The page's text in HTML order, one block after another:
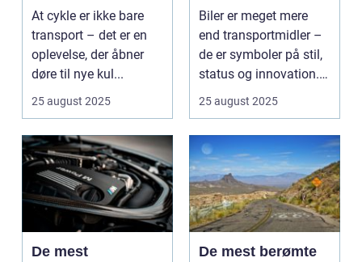
At cykle er ikke bare
transport – det er en
oplevelse, der åbner
døre til nye kul...
25 august 2025
Biler er meget mere
end transportmidler –
de er symboler på stil,
status og innovation.
...
25 august 2025
De mest
De mest berømte